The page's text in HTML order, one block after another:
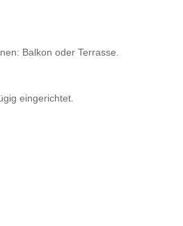
Balkon oder Terrasse.
eingerichtet.